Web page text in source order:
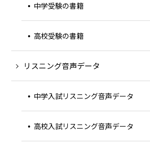
中学受験の書籍
高校受験の書籍
リスニング音声データ
中学入試リスニング音声データ
高校入試リスニング音声データ